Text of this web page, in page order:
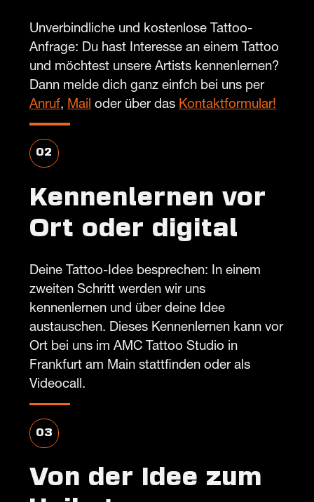
Unverbindliche und kostenlose Tattoo-
Anfrage: Du hast Interesse an einem Tattoo
und möchtest unsere Artists kennenlernen?
Dann melde dich ganz einfch bei uns per
Anruf, Mail oder über das Kontaktformular!
02
Kennenlernen vor
Ort oder digital
Deine Tattoo-Idee besprechen: In einem
zweiten Schritt werden wir uns
kennenlernen und über deine Idee
austauschen. Dieses Kennenlernen kann vor
Ort bei uns im AMC Tattoo Studio in
Frankfurt am Main stattfinden oder als
Videocall.
03
Von der Idee zum